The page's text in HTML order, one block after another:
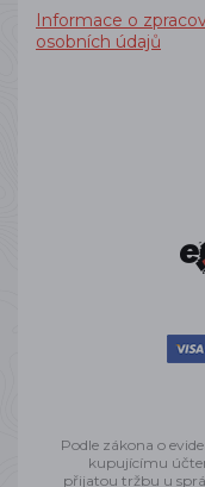
Informace o
osobních údajů
Podle zákona o
kupujícímu
přijatou tržbu u